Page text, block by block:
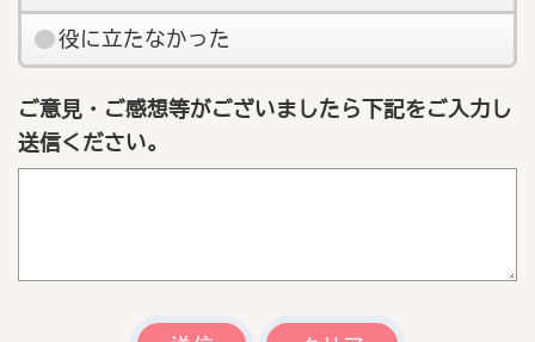
役に立たなかった
ご意見・ご感想等がございましたら下記をご入力し
送信ください。